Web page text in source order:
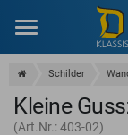
Schilder
Kleine
(Art.Nr.: 403-02)